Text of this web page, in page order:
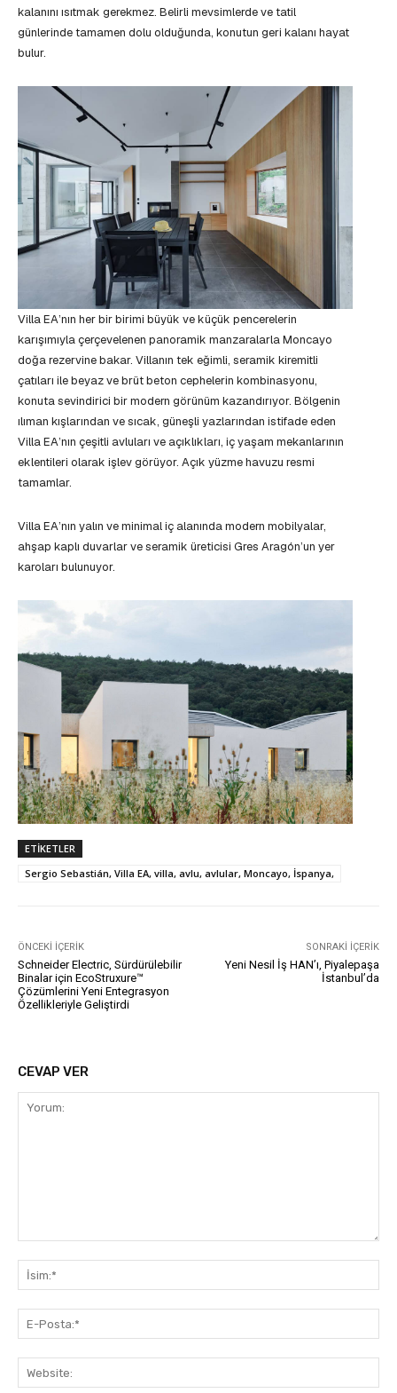
kalanını ısıtmak gerekmez. Belirli mevsimlerde ve tatil
günlerinde tamamen dolu olduğunda, konutun geri kalanı hayat
bulur.
Villa EA’nın her bir birimi büyük ve küçük pencerelerin
karışımıyla çerçevelenen panoramik manzaralarla Moncayo
doğa rezervine bakar. Villanın tek eğimli, seramik kiremitli
çatıları ile beyaz ve brüt beton cephelerin kombinasyonu,
konuta sevindirici bir modern görünüm kazandırıyor. Bölgenin
ılıman kışlarından ve sıcak, güneşli yazlarından istifade eden
Villa EA’nın çeşitli avluları ve açıklıkları, iç yaşam mekanlarının
eklentileri olarak işlev görüyor. Açık yüzme havuzu resmi
tamamlar.
Villa EA’nın yalın ve minimal iç alanında modern mobilyalar,
ahşap kaplı duvarlar ve seramik üreticisi Gres Aragón’un yer
karoları bulunuyor.
ETIKETLER
Sergio Sebastián, Villa EA, villa, avlu, avlular, Moncayo, İspanya,
ÖNCEKI İÇERIK
Schneider Electric, Sürdürülebilir
Binalar için EcoStruxure™
Çözümlerini Yeni Entegrasyon
Özellikleriyle Geliştirdi
SONRAKI İÇERIK
Yeni Nesil İş HAN’ı, Piyalepaşa
İstanbul’da
CEVAP VER